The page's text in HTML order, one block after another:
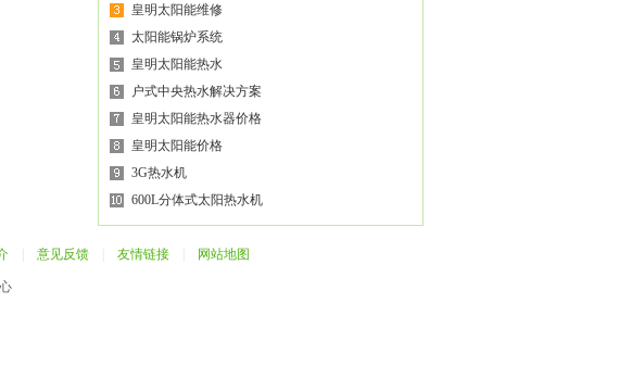
皇明太阳能维修
太阳能锅炉系统
皇明太阳能热水
户式中央热水解决方案
皇明太阳能热水器价格
皇明太阳能价格
3G热水机
600L分体式太阳热水机
意见反馈 友情链接 网站地图